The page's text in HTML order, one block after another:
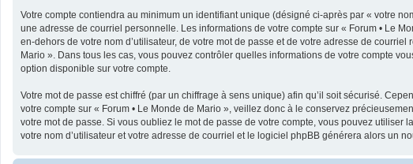
Votre compte contiendra au minimum un identifiant unique (désigné ci-après par « votre
une adresse de courriel personnelle. Les informations de votre compte sur « Forum • Le
en-dehors de votre nom d’utilisateur, de votre mot de passe et de votre adresse de
Mario ». Dans tous les cas, vous pouvez contrôler quelles informations de votre compte
option disponible sur votre compte.
Votre mot de passe est chiffré (par un chiffrage à sens unique) afin qu’il soit sécurisé.
votre compte sur « Forum • Le Monde de Mario », veillez donc à le conservez
votre mot de passe. Si vous oubliez le mot de passe de votre compte, vous pouvez
votre nom d’utilisateur et votre adresse de courriel et le logiciel phpBB générera alors un